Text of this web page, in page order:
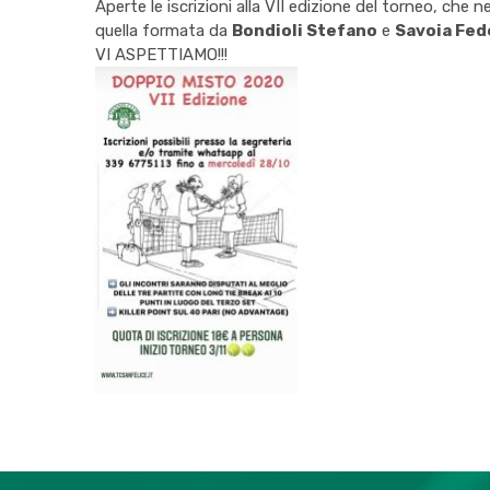
Aperte le iscrizioni alla VII edizione del torneo, che
quella formata da Bondioli Stefano e Savoia
VI ASPETTIAMO!!!